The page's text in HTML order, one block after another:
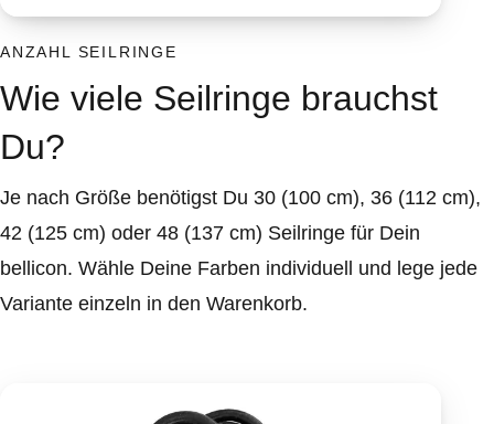
ANZAHL SEILRINGE
Wie viele Seilringe brauchst
Du?
Je nach Größe benötigst Du 30 (100 cm), 36 (112 cm),
42 (125 cm) oder 48 (137 cm) Seilringe für Dein
bellicon. Wähle Deine Farben individuell und lege jede
Variante einzeln in den Warenkorb.